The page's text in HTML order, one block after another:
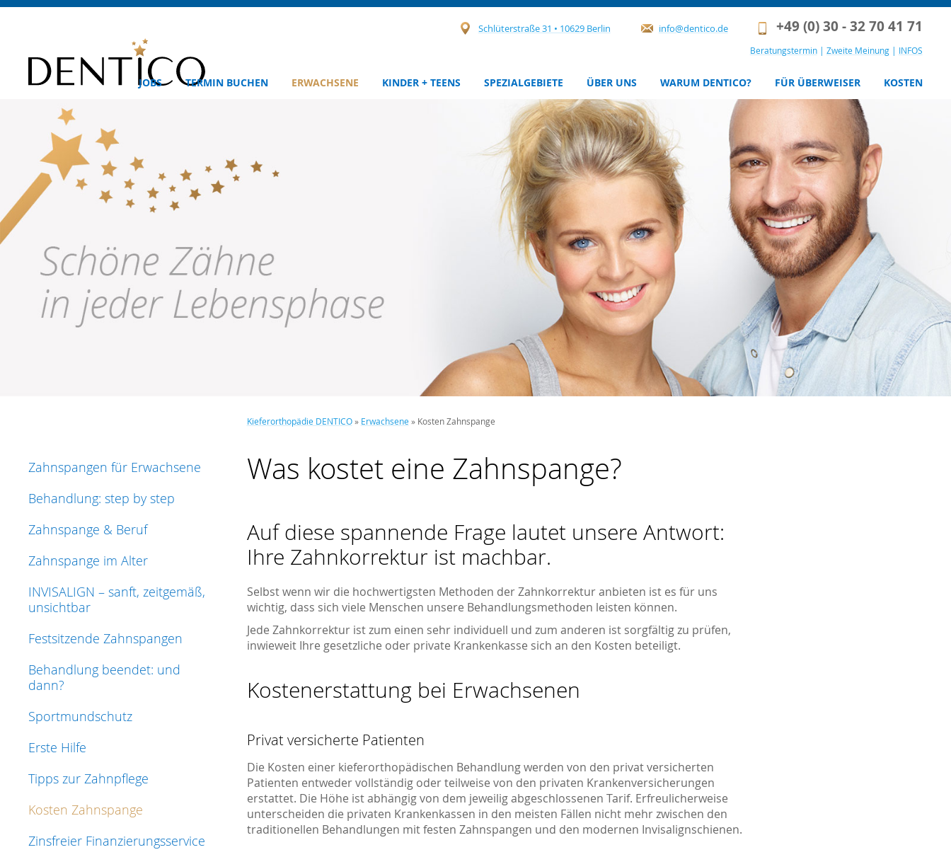
Schlüterstraße 31 • 10629 Berlin info@dentico.de +49 (0) 30 - 32 70 41 71
Beratungstermin| Zweite Meinung| INFOS
JOBS TERMIN BUCHEN ERWACHSENE KINDER + TEENS SPEZIALGEBIETE ÜBER UNS WARUM DENTICO? FÜR ÜBERWEISER KOSTEN
Zahnspangen für Erwachsene
Behandlung: step by step
Zahnspange & Beruf
Zahnspange im Alter
INVISALIGN – sanft, zeitgemäß,
unsichtbar
Festsitzende Zahnspangen
Behandlung beendet: und
dann?
Sportmundschutz
Erste Hilfe
Tipps zur Zahnpflege
Kosten Zahnspange
Zinsfreier Finanzierungsservice
Kieferorthopädie DENTICO» Erwachsene » Kosten Zahnspange
Was kostet eine Zahnspange?
Auf diese spannende Frage lautet unsere Antwort:
Ihre Zahnkorrektur ist machbar.
Selbst wenn wir die hochwertigsten Methoden der Zahnkorrektur anbieten ist es für uns
wichtig, dass sich viele Menschen unsere Behandlungsmethoden leisten können.
Jede Zahnkorrektur ist zum einen sehr individuell und zum anderen ist sorgfältig zu prüfen,
inwieweit Ihre gesetzliche oder private Krankenkasse sich an den Kosten beteiligt.
Kostenerstattung bei Erwachsenen
Privat versicherte Patienten
Die Kosten einer kieferorthopädischen Behandlung werden von den privat versicherten
Patienten entweder vollständig oder teilweise von den privaten Krankenversicherungen
erstattet. Die Höhe ist abhängig von dem jeweilig abgeschlossenen Tarif. Erfreulicherweise
unterscheiden die privaten Krankenkassen in den meisten Fällen nicht mehr zwischen den
traditionellen Behandlungen mit festen Zahnspangen und den modernen Invisalignschienen.